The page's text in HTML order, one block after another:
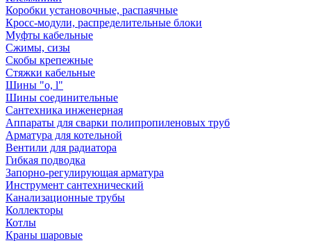
Коробки установочные, распаячные
Кросс-модули, распределительные блоки
Муфты кабельные
Сжимы, сизы
Скобы крепежные
Стяжки кабельные
Шины "o, l"
Шины соединительные
Сантехника инженерная
Аппараты для сварки полипропиленовых труб
Арматура для котельной
Вентили для радиатора
Гибкая подводка
Запорно-регулирующая арматура
Инструмент сантехнический
Канализационные трубы
Коллекторы
Котлы
Краны шаровые